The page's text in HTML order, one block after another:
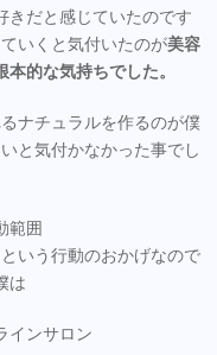
きだと感じていたのです
いくと気付いたのが美容
的な気持ちでした。
ナチュラルを作るのが僕
と気付かなかった事でし
範囲
いう行動のおかげなので
は
インサロン